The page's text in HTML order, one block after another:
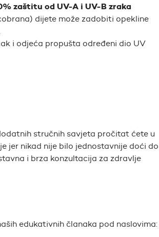
zaštitu od UV-A i UV-B zraka
dijete može zadobiti opekline
i odjeća propušta određeni dio UV
stručnih savjeta pročitat ćete u
jer nikad nije bilo jednostavnije doći do
i brza konzultacija za zdravlje
edukativnih članaka pod naslovima: